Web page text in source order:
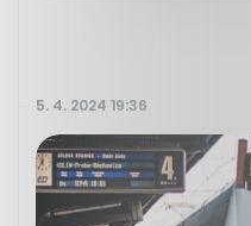
5. 4. 2024 19:36